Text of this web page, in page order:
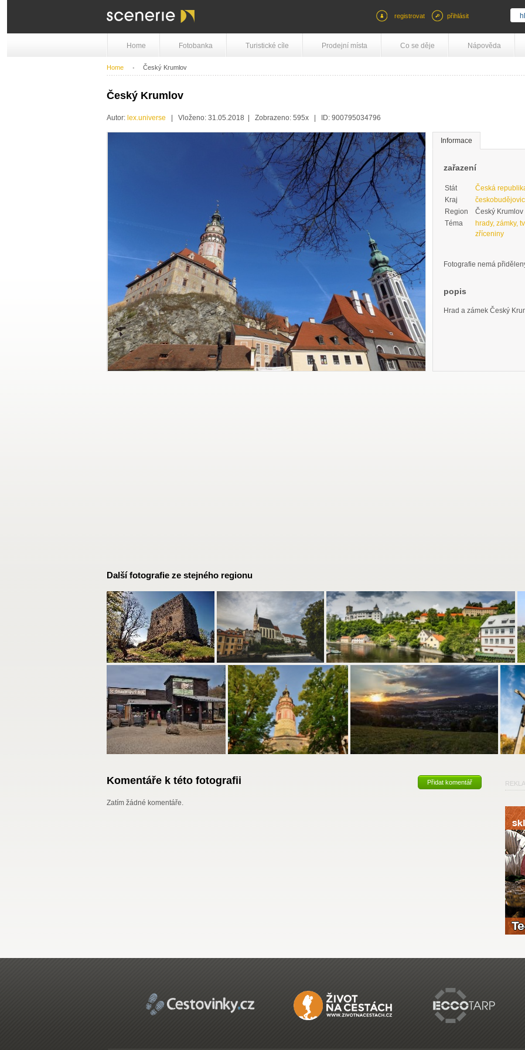
registrovat přihlásit
Home Fotobanka Turistické cíle Prodejní místa Co se děje Nápověda
Home Český Krumlov
Český Krumlov
Autor: lex.universe | Vloženo: 31.05.2018 | Zobrazeno: 595x | ID: 900795034796
zařazení
Stát
Česká
Kraj
Region
Český Krumlov
Téma
hrady, zámky,
zříceniny
Fotografie nemá
popis
Hrad a zámek Český
Informace
Další fotografie ze stejného regionu
Komentáře k této fotografii Přidat komentář
Zatím žádné komentáře.